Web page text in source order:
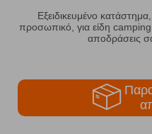
Εξειδικευμένο
προσωπικό, για είδη
αποδράσεις